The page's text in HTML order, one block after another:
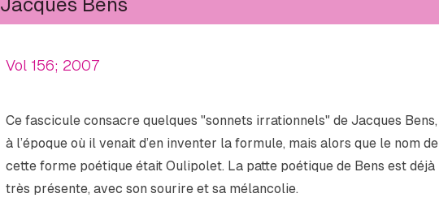
Jacques Bens
Vol 156; 2007
Ce fascicule consacre quelques "sonnets irrationnels" de Jacques Bens,
à l’époque où il venait d’en inventer la formule, mais alors que le nom de
cette forme poétique était Oulipolet. La patte poétique de Bens est déjà
très présente, avec son sourire et sa mélancolie.